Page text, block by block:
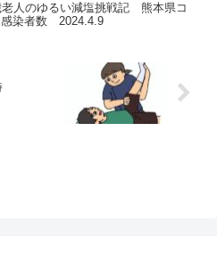
老人のゆるい減塩挑戦記 熊本県コ
感染者数 2024.4.9